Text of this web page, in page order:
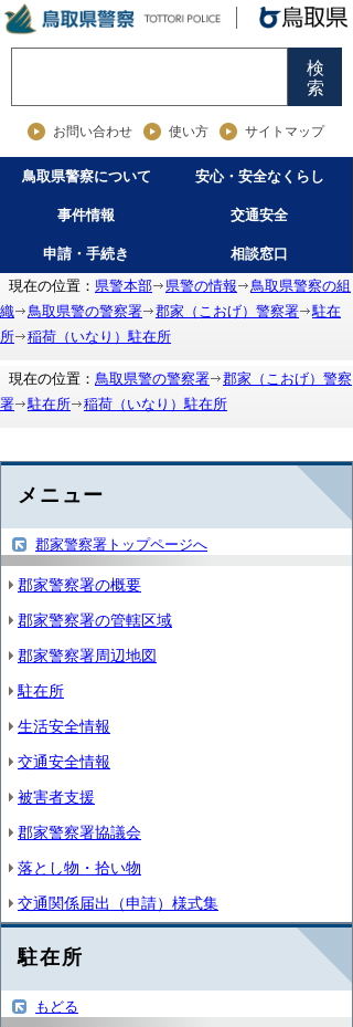
検
索
お問い合わせ 使い方 サイトマップ
鳥取県警察について 安心・安全なくらし
事件情報 交通安全
申請・手続き
相談窓口
現在の位置： 県警本部 県警の情報
鳥取県警察の組
織
鳥取県警の警察署 郡家（こおげ）警察署
駐在
所
稲荷（いなり）駐在所
現在の位置： 鳥取県警の警察署
郡家（こおげ）警察
署
駐在所 稲荷（いなり）駐在所
メニュー
郡家警察署トップページへ
郡家警察署の概要
郡家警察署の管轄区域
郡家警察署周辺地図
駐在所
生活安全情報
交通安全情報
被害者支援
郡家警察署協議会
落とし物・拾い物
交通関係届出（申請）様式集
駐在所
もどる